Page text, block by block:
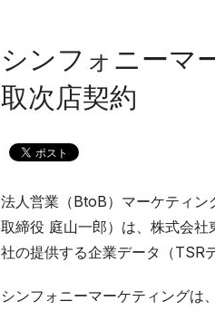
シンフォニーマ
取次店契約
法人営業（BtoB）マーケティン
取締役 庭山一郎）は、株式会
社の提供する企業データ（TSR
シンフォニーマーケティングは